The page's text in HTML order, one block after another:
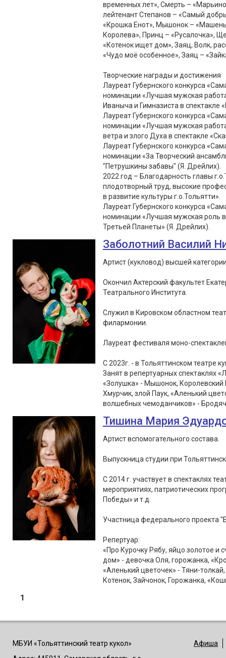
временных лет», Смерть –
лейтенант Степанов – «Самый
«Крошка Енот», Мышонок –
Королева», Принц – «Русалочка»,
«Котенок ищет дом», Заяц, Волк,
«Чудо моё особенное», Заяц –
Творческие награды и достижения
Лауреат Губернского конкурса
номинации «Лучшая мужская
Иваныча и Гимназиста в спектакле
Лауреат Губернского конкурса
номинации «Лучшая мужская
ветра и злого Духа в спектакле
Лауреат Губернского конкурса
номинации «За Творческий
"Петрушкины забавы" (Я. Дрейлих).
2022 год – Благодарность главы
плодотворный труд, высокие
в развитие культуры г.о.Тольятти».
Лауреат Губернского конкурса
номинации «Лучшая мужская роль в
Третьей Планеты» (Я. Дрейлих).
Заболотний Василий
Артист (кукловод) высшей
Окончил Актерский факультет
Театрального Института.
Служил в Кировском областном
филармонии.
Лауреат фестиваля моно-
С 2023г. - в Тольяттинском театре
Занят в репертуарных спектаклях
«Золушка» - Мышонок,
Хмурчик, злой Паук, «Аленький
волшебных чемоданчиков» -
Тишина Мария
Артист вспомогательного состава.
Выпускница студии при
С 2014 г. участвует в спектаклях
мероприятиях, патриотических
Победы» и т.д.
Участница федерального проекта
Репертуар:
«Про Курочку Рябу, яйцо золотое и
дом» - девочка Оля, горожанка,
«Аленький цветочек» - Тяни-
Котенок, Зайчонок, Горожанка,
1
МБУИ «Тольяттинский театр кукол»
Афиша